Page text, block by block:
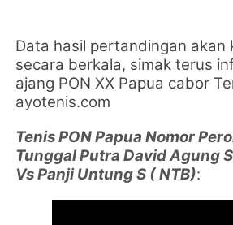
Data hasil pertandingan akan
secara berkala, simak terus
ajang PON XX Papua cabor
ayotenis.com
Tenis PON Papua Nomor
Tunggal Putra David Agung
Vs Panji Untung S ( NTB):